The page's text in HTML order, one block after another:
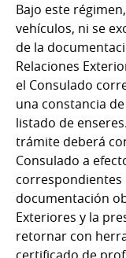
Bajo este
vehículos, ni se
de la
Relaciones
el Consulado
una constancia
listado de
trámite deberá
Consulado a
correspondientes
documentación
Exteriores y la
retornar con